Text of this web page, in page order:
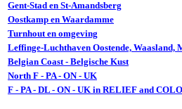
Gent-Stad en St-Amandsberg
Oostkamp en Waardamme
Turnhout en omgeving
Leffinge-Luchthaven Oostende, Waasland,
Belgian Coast - Belgische Kust
North F - PA - ON - UK
F - PA - DL - ON - UK in RELIEF and